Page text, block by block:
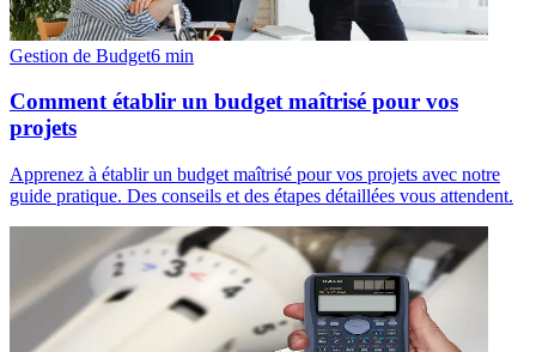
Gestion de Budget6 min
Comment établir un budget maîtrisé pour vos
projets
Apprenez à établir un budget maîtrisé pour vos projets avec notre
guide pratique. Des conseils et des étapes détaillées vous attendent.